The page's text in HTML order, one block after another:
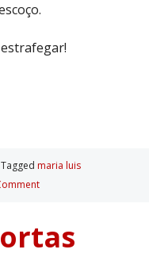
Tagged maria luis